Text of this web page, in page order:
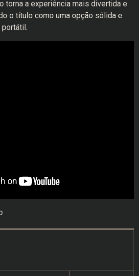
torna a experiência mais divertida e
o título como uma opção sólida e